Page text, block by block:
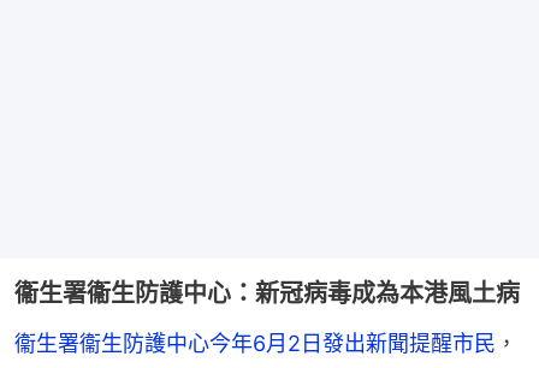
衞生署衞生防護中心：新冠病毒成為本港風土病
衞生署衞生防護中心今年6月2日發出新聞提醒市民 ，